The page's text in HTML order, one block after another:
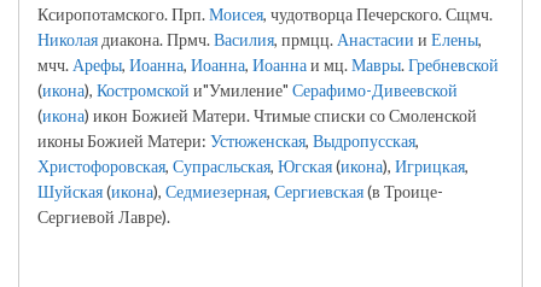
Ксиропотамского. Прп.Моисея, чудотворца Печерского. Сщмч.
Николая диакона. Прмч.Василия, прмцц. Анастасии и Елены,
мчч. Арефы, Иоанна, Иоанна, Иоаннаи мц.Мавры.Гребневской
(икона), Костромской и"Умиление" Серафимо-Дивеевской
(икона) икон Божией Матери. Чтимые списки со Смоленской
иконы Божией Матери: Устюженская, Выдропусская,
Христофоровская, Супрасльская, Югская(икона), Игрицкая,
Шуйская(икона), Седмиезерная, Сергиевская(в Троице-
Сергиевой Лавре).